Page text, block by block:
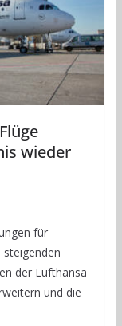
wieder
für
steigenden
der Lufthansa
und die